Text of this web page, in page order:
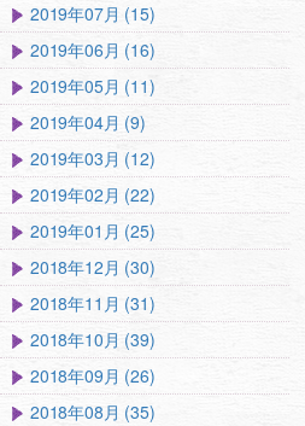
2019年07月 (15)
2019年06月 (16)
2019年05月 (11)
2019年04月 (9)
2019年03月 (12)
2019年02月 (22)
2019年01月 (25)
2018年12月 (30)
2018年11月 (31)
2018年10月 (39)
2018年09月 (26)
2018年08月 (35)